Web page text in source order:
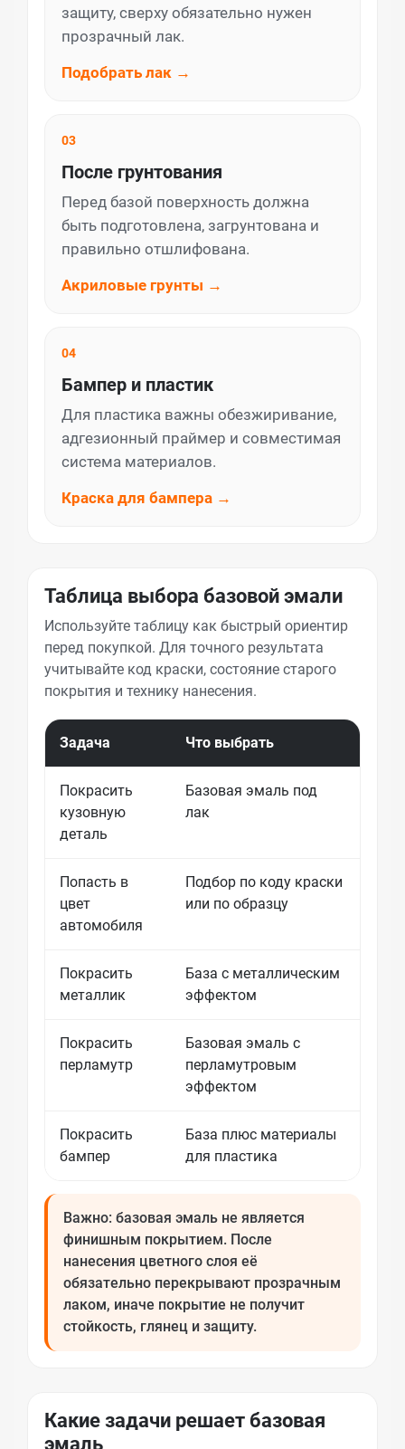
защиту, сверху обязательно нужен
прозрачный лак.
Подобрать лак →
03
После грунтования
Перед базой поверхность должна
быть подготовлена, загрунтована и
правильно отшлифована.
Акриловые грунты →
04
Бампер и пластик
Для пластика важны обезжиривание,
адгезионный праймер и совместимая
система материалов.
Краска для бампера →
Таблица выбора базовой эмали
Используйте таблицу как быстрый ориентир
перед покупкой. Для точного результата
учитывайте код краски, состояние старого
покрытия и технику нанесения.
Задача Что выбрать
Покрасить
кузовную
деталь
Базовая эмаль под
лак
Попасть в
цвет
автомобиля
Подбор по коду краски
или по образцу
Покрасить
металлик
База с металлическим
эффектом
Покрасить
перламутр
Базовая эмаль с
перламутровым
эффектом
Покрасить
бампер
База плюс материалы
для пластика
Важно: базовая эмаль не является
финишным покрытием. После
нанесения цветного слоя её
обязательно перекрывают прозрачным
лаком, иначе покрытие не получит
стойкость, глянец и защиту.
Какие задачи решает базовая
эмаль